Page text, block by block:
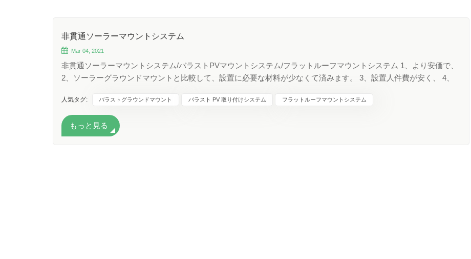
非貫通ソーラーマウントシステム
Mar 04, 2021
非貫通ソーラーマウントシステム/バラストPVマウントシステム/フラットルーフマウントシステム 1、より安価で、
2、ソーラーグラウンドマウントと比較して、設置に必要な材料が少なくて済みます。 3、設置人件費が安く、 4、
客がますます増えているのはなぜですか? その理由は明らかです。世界は変化しており、気候、経済、テクノロジー
はすべて変化しています。10 年前、商用不動産の所有者が屋根をソーラー テナント スペースとして使用するという
アイデアは、複雑で費用がかかるように思われました。しかし、すでに述べたように、状況は変化しています。現
在、太陽エネルギーの技術はますます発展しており、過去数十年にわたる大規模な太陽光発電 (PV) 技術の採用によ
人気タグ: バラストグラウンドマウント バラスト PV 取り付けシステム フラットルーフマウントシステム
もっと見る